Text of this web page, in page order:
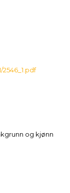
og kjønn